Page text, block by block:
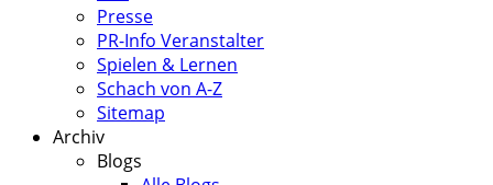
Presse
PR-Info Veranstalter
Spielen & Lernen
Schach von A-Z
Sitemap
Archiv
Blogs